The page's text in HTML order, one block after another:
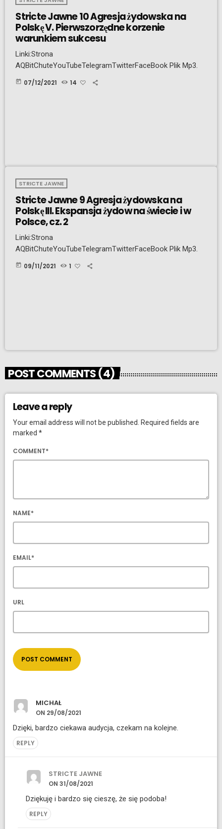
Stricte Jawne 10 Agresja żydowska na
Polskę V. Pierwszorzędne korzenie
warunkiem sukcesu
Linki:Strona
AQBitChuteYouTubeTelegramTwitterFaceBook Plik Mp3.
today 07/12/2021 14
STRICTE JAWNE
Stricte Jawne 9 Agresja żydowska na
Polskę III. Ekspansja żydow na świecie i w
Polsce, cz. 2
Linki:Strona
AQBitChuteYouTubeTelegramTwitterFaceBook Plik Mp3.
today 09/11/2021 1
POST COMMENTS (4)
Leave a reply
Your email address will not be published. Required fields are
marked *
COMMENT*
NAME*
EMAIL*
URL
MICHAŁ
ON 29/08/2021
Dzięki, bardzo ciekawa audycja, czekam na kolejne.
REPLY
STRICTE JAWNE
ON 31/08/2021
Dziękuję i bardzo się cieszę, że się podoba!
REPLY